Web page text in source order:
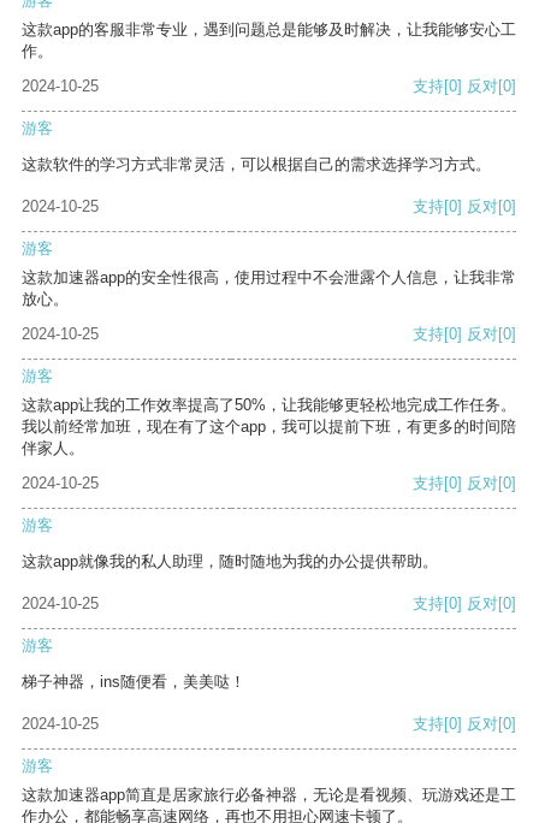
这款app的客服非常专业，遇到问题总是能够及时解决，让我能够安心工
作。
2024-10-25
支持[0] 反对[0]
游客
这款软件的学习方式非常灵活，可以根据自己的需求选择学习方式。
2024-10-25 支持[0] 反对[0]
游客
这款加速器app的安全性很高，使用过程中不会泄露个人信息，让我非常
放心。
2024-10-25
支持[0] 反对[0]
游客
这款app让我的工作效率提高了50%，让我能够更轻松地完成工作任务。
我以前经常加班，现在有了这个app，我可以提前下班，有更多的时间陪
伴家人。
2024-10-25
支持[0] 反对[0]
游客
这款app就像我的私人助理，随时随地为我的办公提供帮助。
2024-10-25 支持[0] 反对[0]
游客
梯子神器，ins随便看，美美哒！
2024-10-25 支持[0] 反对[0]
游客
这款加速器app简直是居家旅行必备神器，无论是看视频、玩游戏还是工
作办公，都能畅享高速网络，再也不用担心网速卡顿了。